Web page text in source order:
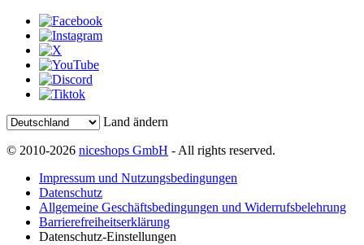
Land ändern
© 2010-2026 niceshops GmbH - All rights reserved.
Impressum und Nutzungsbedingungen
Datenschutz
Allgemeine Geschäftsbedingungen und Widerrufsbelehrung
Barrierefreiheitserklärung
Datenschutz-Einstellungen